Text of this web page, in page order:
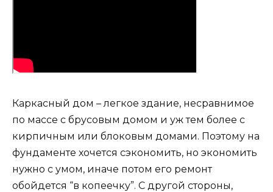
Каркасный дом – легкое здание, несравнимое
по массе с брусовым домом и уж тем более с
кирпичным или блоковым домами. Поэтому на
фундаменте хочется сэкономить, но экономить
нужно с умом, иначе потом его ремонт
обойдется “в копеечку”. С другой стороны,